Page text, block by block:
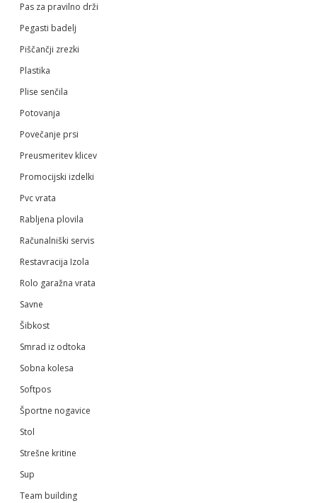
Pas za pravilno drži
Pegasti badelj
Piščančji zrezki
Plastika
Plise senčila
Potovanja
Povečanje prsi
Preusmeritev klicev
Promocijski izdelki
Pvc vrata
Rabljena plovila
Računalniški servis
Restavracija Izola
Rolo garažna vrata
Savne
Šibkost
Smrad iz odtoka
Sobna kolesa
Softpos
Športne nogavice
Stol
Strešne kritine
Sup
Team building